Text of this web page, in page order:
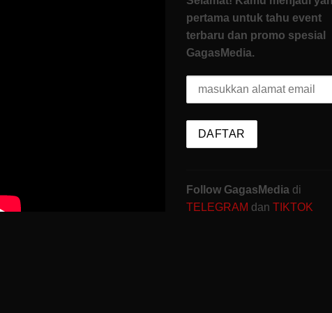
pertama untuk tahu event
terbaru dan promo spesial
GagasMedia.
Follow GagasMedia di
TELEGRAM dan TIKTOK